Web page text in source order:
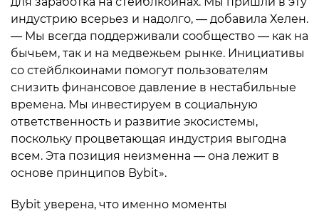
индустрию всерьез и надолго, — добавила Хелен.
— Мы всегда поддерживали сообщество — как на
бычьем, так и на медвежьем рынке. Инициативы
со стейблкоинами помогут пользователям
снизить финансовое давление в нестабильные
времена. Мы инвестируем в социальную
ответственность и развитие экосистемы,
поскольку процветающая индустрия выгодна
всем. Эта позиция неизменна — она лежит в
основе принципов Bybit».
Bybit уверена, что именно моменты